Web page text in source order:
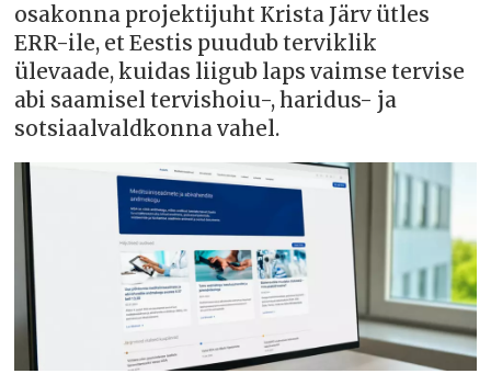
osakonna projektijuht Krista Järv ütles
ERR-ile, et Eestis puudub terviklik
ülevaade, kuidas liigub laps vaimse tervise
abi saamisel tervishoiu-, haridus- ja
sotsiaalvaldkonna vahel.